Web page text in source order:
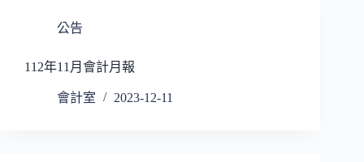
公告
112年11月會計月報
會計室 2023-12-11